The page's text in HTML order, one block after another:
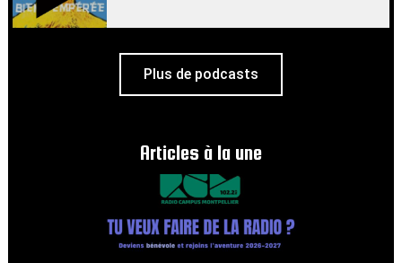
Plus de podcasts
Articles à la une